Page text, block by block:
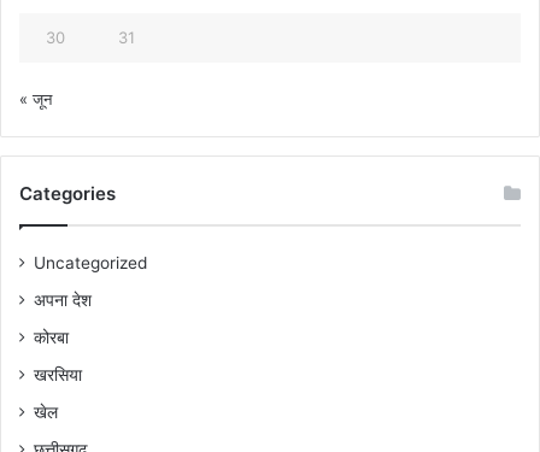
30 31
« जून
Categories
Uncategorized
अपना देश
कोरबा
खरसिया
खेल